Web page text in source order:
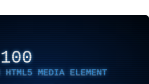
100
HTML5 MEDIA ELEMENT